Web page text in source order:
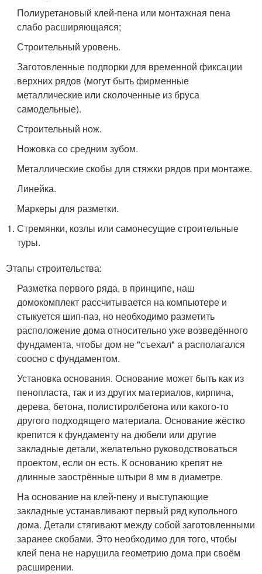
Полиуретановый клей-пена или монтажная пена
слабо расширяющаяся;
Строительный уровень.
Заготовленные подпорки для временной фиксации
верхних рядов (могут быть фирменные
металлические или сколоченные из бруса
самодельные).
Строительный нож.
Ножовка со средним зубом.
Металлические скобы для стяжки рядов при монтаже.
Линейка.
Маркеры для разметки.
Стремянки, козлы или самонесущие строительные
туры.
Этапы строительства:
Разметка первого ряда, в принципе, наш
домокомплект рассчитывается на компьютере и
стыкуется шип-паз, но необходимо разметить
расположение дома относительно уже возведённого
фундамента, чтобы дом не "съехал" а располагался
соосно с фундаментом.
Установка основания. Основание может быть как из
пенопласта, так и из других материалов, кирпича,
дерева, бетона, полистиролбетона или какого-то
другого подходящего материала. Основание жёстко
крепится к фундаменту на дюбели или другие
закладные детали, желательно руководствоваться
проектом, если он есть. К основанию крепят не
длинные заострённые штыри 8 мм в диаметре.
На основание на клей-пену и выступающие
закладные устанавливают первый ряд купольного
дома. Детали стягивают между собой заготовленными
заранее скобами. Это необходимо для того, чтобы
клей пена не нарушила геометрию дома при своём
расширении.